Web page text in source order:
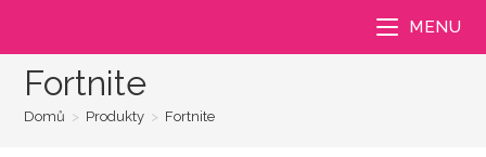
MENU
Fortnite
Domů > Produkty > Fortnite